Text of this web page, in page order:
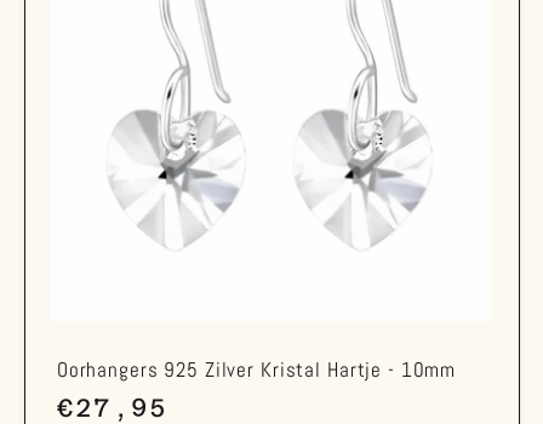
Oorhangers 925 Zilver Kristal Hartje - 10mm
Normale
€27,95